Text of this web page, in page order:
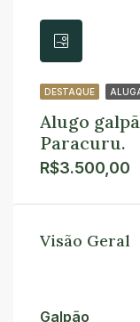
DESTAQUE
Alugo
Paracuru.
R$3.500,00
Visão Geral
Galpão